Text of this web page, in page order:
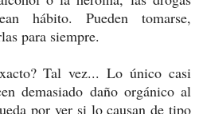
hábito. Pueden tomarse,
para siempre.
Tal vez... Lo único casi
demasiado daño orgánico al
por ver si lo causan de tipo